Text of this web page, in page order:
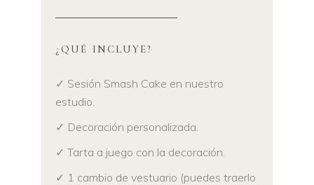
¿QUÉ INCLUYE?
✓ Sesión Smash Cake en nuestro
estudio.
✓ Decoración personalizada.
✓ Tarta a juego con la decoración.
✓ 1 cambio de vestuario (puedes traerlo